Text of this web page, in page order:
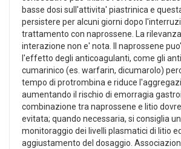
basse dosi sull'attivita' piastrinica e
persistere per alcuni giorni dopo
trattamento con naprossene. La
interazione non e' nota. Il naprossene
l'effetto degli anticoagulanti, come gli
cumarinico (es. warfarin, dicumarolo)
tempo di protrombina e riduce
aumentando il rischio di emorragia
combinazione tra naprossene e litio
evitata; quando necessaria, si consiglia
monitoraggio dei livelli plasmatici di litio
aggiustamento del dosaggio.